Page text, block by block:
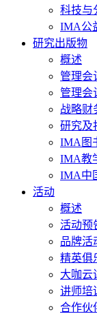
科技与
IMA公
研究出版物
概述
管理会
管理会
战略财
研究及
IMA图
IMA教
IMA中
活动
概述
活动预
品牌活
精英俱
大咖云
讲师培
合作伙